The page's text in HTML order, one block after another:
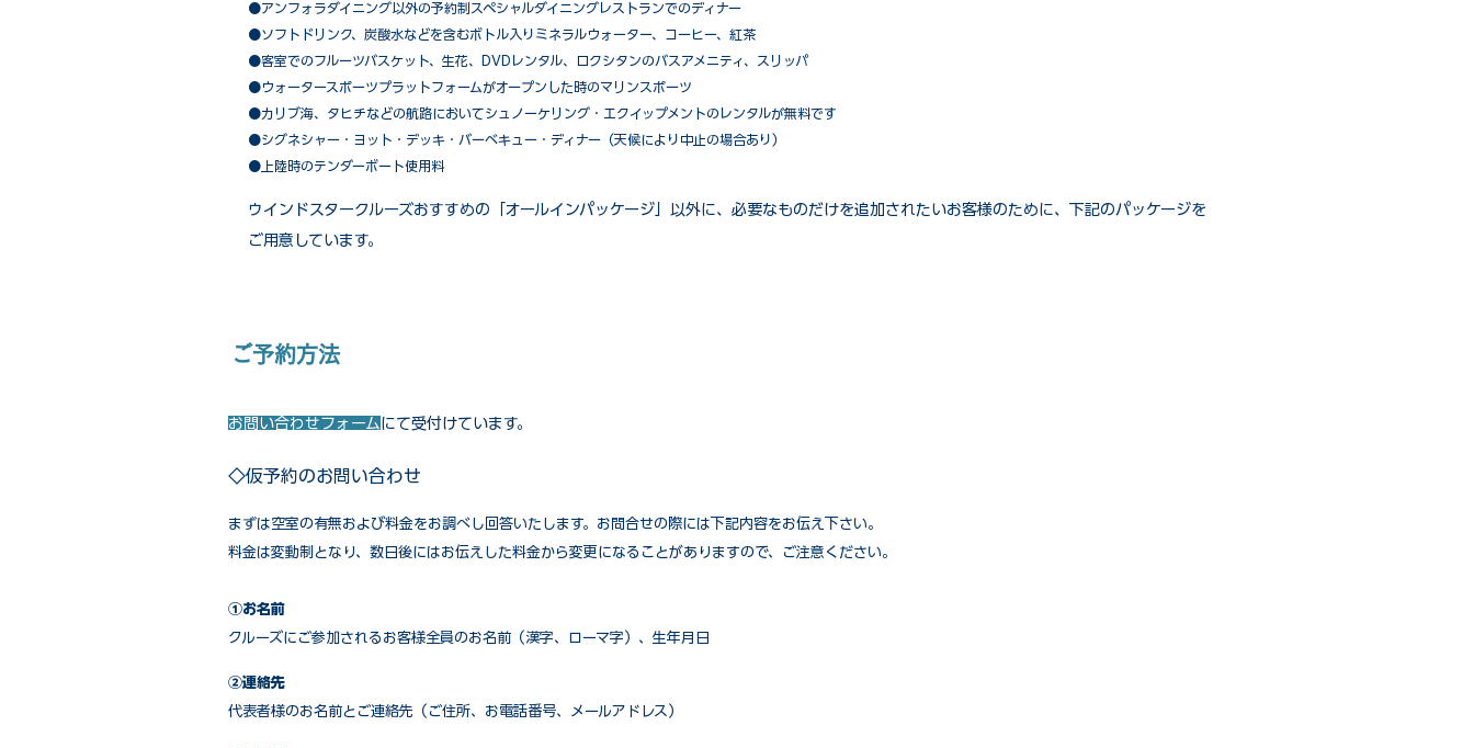
​●アンフォラダイニング以外の予約制スペシャルダイニングレストランでのディナー
●ソフトドリンク、炭酸水などを含むボトル入りミネラルウォーター、コーヒー、紅茶
●客室でのフルーツバスケット、生花、DVDレンタル、ロクシタンのバスアメニティ、スリッパ
●ウォータースポーツプラットフォームがオープンした時のマリンスポーツ
●カリブ海、タヒチなどの航路においてシュノーケリング・エクイップメントのレンタルが無料です
​●シグネシャー・ヨット・デッキ・バーベキュー・ディナー（天候により中止の場合あり）
●上陸時のテンダーボート使用料
ウインドスタークルーズおすすめの「オールインパッケージ」以外に、必要なものだけを追加されたいお客様のために、下記のパッケージを
ご用意しています。
ご予約方法
お問い合わせフォームにて受付けています。
◇仮予約のお問い合わせ
まずは空室の有無および料金をお調べし回答いたします。お問合せの際には下記内容をお伝え下さい。
料金は変動制となり、数日後にはお伝えした料金から変更になることがありますので、ご注意ください。
①お名前
クルーズにご参加されるお客様全員のお名前（漢字、ローマ字）、生年月日
②連絡先
代表者様のお名前とご連絡先（ご住所、お電話番号、メールアドレス）